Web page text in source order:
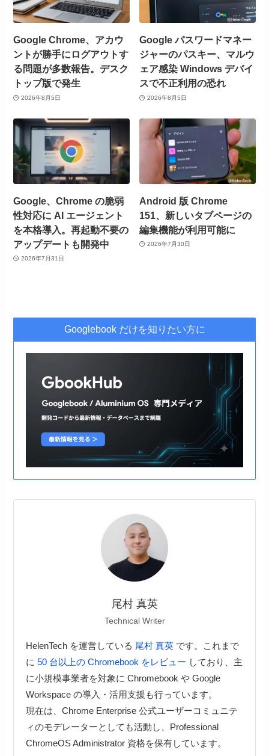
Google Chrome、アカウ
ントが勝手にログアウトす
る問題が多数報告。デスク
トップ版で発生
2026年8月5日
Google パスワードマネー
ジャーのパスキー、マルウ
ェア感染 Windows デバイ
スで不正利用の恐れ
2026年8月5日
Google、Chrome の脆弱
性対応に AI エージェント
を本格導入。再起動不要の
アップデートも開発中
2026年7月31日
Android 版 Chrome
151、新しいタブページの
編集機能が利用可能に
2026年7月30日
Googlebook だけを知りたい方に
尾村 真英
Technical Writer
HelenTech を運営している 尾村 真英です。これまで
に 50 台以上の Chromebook をレビュー しており、主
に小規模事業者を対象に Chromebook や Google
Workspace の導入・活用支援も行っています。
現在は、Chrome Enterprise 公式ユーザーコミュニテ
ィのモデレーターとしても活動し、Professional
ChromeOS Administrator 資格を保有しています。